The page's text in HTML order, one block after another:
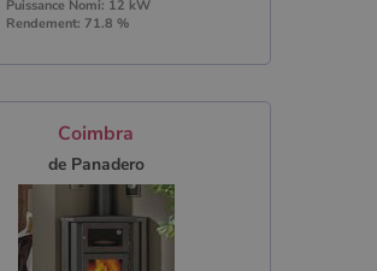
Puissance Nomi: 12 kW
Rendement: 71.8 %
Coimbra
de Panadero